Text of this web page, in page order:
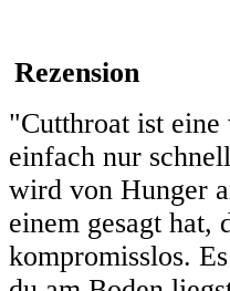
Rezension
"Cutthroat ist eine
einfach nur
wird von Hunger
einem gesagt hat,
kompromisslos.